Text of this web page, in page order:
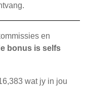
en
bonus is selfs
wat jy in jou